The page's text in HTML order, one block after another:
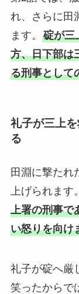
れ、さらに田
ます。 碇が三
方、日下部は
る刑事として
礼子が三上
る
田淵に撃たれ
上げられます。
上署の刑事で
い怒りを向け
礼子が碇へ厳
笑ったからで